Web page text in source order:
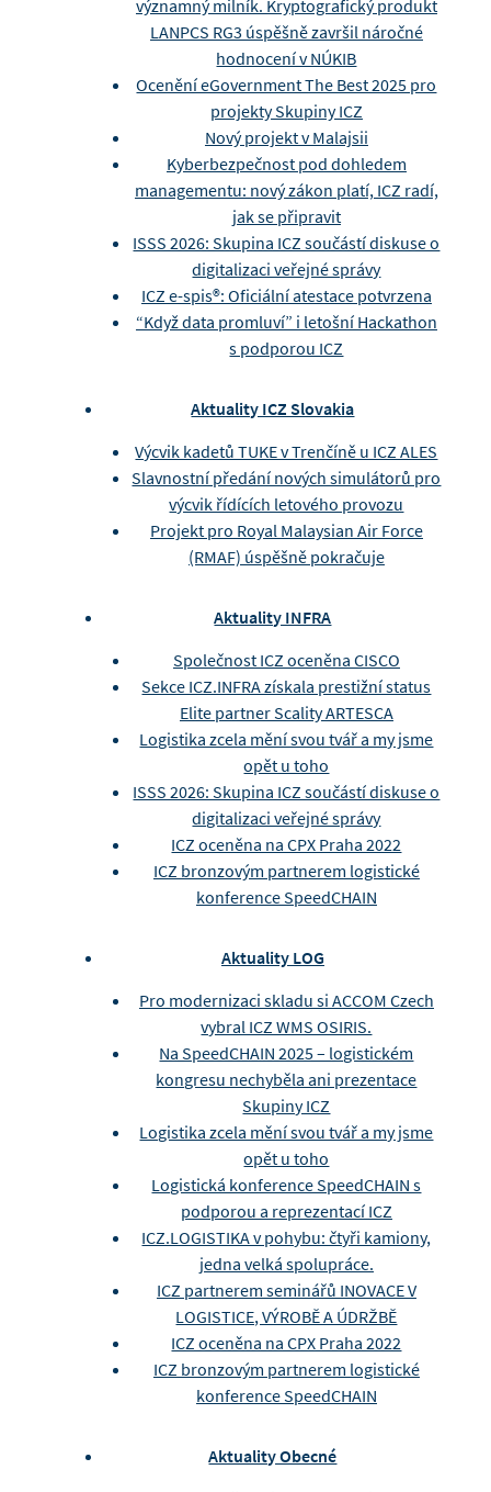
významný milník. Kryptografický produkt
LANPCS RG3 úspěšně završil náročné
hodnocení v NÚKIB
Ocenění eGovernment The Best 2025 pro
projekty Skupiny ICZ
Nový projekt v Malajsii
Kyberbezpečnost pod dohledem
managementu: nový zákon platí, ICZ radí,
jak se připravit
ISSS 2026: Skupina ICZ součástí diskuse o
digitalizaci veřejné správy
ICZ e-spis®: Oficiální atestace potvrzena
“Když data promluví” i letošní Hackathon
s podporou ICZ
Aktuality ICZ Slovakia
Výcvik kadetů TUKE v Trenčíně u ICZ ALES
Slavnostní předání nových simulátorů pro
výcvik řídících letového provozu
Projekt pro Royal Malaysian Air Force
(RMAF) úspěšně pokračuje
Aktuality INFRA
Společnost ICZ oceněna CISCO
Sekce ICZ.INFRA získala prestižní status
Elite partner Scality ARTESCA
Logistika zcela mění svou tvář a my jsme
opět u toho
ISSS 2026: Skupina ICZ součástí diskuse o
digitalizaci veřejné správy
ICZ oceněna na CPX Praha 2022
ICZ bronzovým partnerem logistické
konference SpeedCHAIN
Aktuality LOG
Pro modernizaci skladu si ACCOM Czech
vybral ICZ WMS OSIRIS.
Na SpeedCHAIN 2025 – logistickém
kongresu nechyběla ani prezentace
Skupiny ICZ
Logistika zcela mění svou tvář a my jsme
opět u toho
Logistická konference SpeedCHAIN s
podporou a reprezentací ICZ
ICZ.LOGISTIKA v pohybu: čtyři kamiony,
jedna velká spolupráce.
ICZ partnerem seminářů INOVACE V
LOGISTICE, VÝROBĚ A ÚDRŽBĚ
ICZ oceněna na CPX Praha 2022
ICZ bronzovým partnerem logistické
konference SpeedCHAIN
Aktuality Obecné